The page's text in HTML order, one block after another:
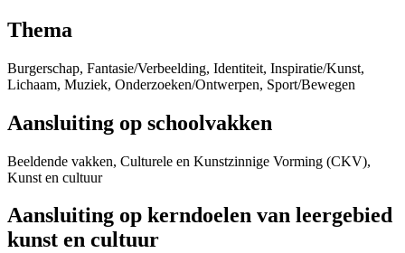
Thema
Burgerschap, Fantasie/Verbeelding, Identiteit, Inspiratie/Kunst,
Lichaam, Muziek, Onderzoeken/Ontwerpen, Sport/Bewegen
Aansluiting op schoolvakken
Beeldende vakken, Culturele en Kunstzinnige Vorming (CKV),
Kunst en cultuur
Aansluiting op kerndoelen van leergebied
kunst en cultuur